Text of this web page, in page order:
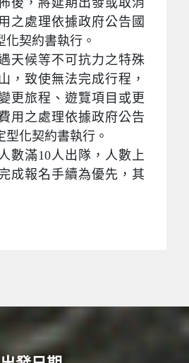
後，將延期出發或取消
之處理依據政府公告國
契約書執行。
天候等不可抗力之特殊
，致使無法完成行程，
更旅程、遊覽項目或更
用之處理依據政府公告
型化契約書執行。
數滿10人出隊，人數上
成報名手續為優先，其